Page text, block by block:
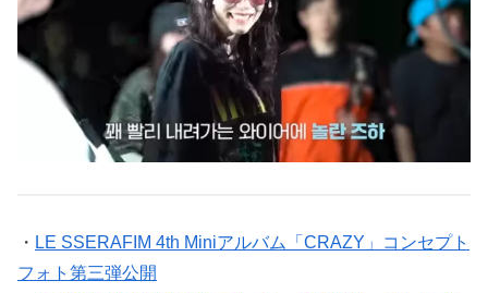
・ LE SSERAFIM 4th Miniアルバム「CRAZY」コンセプト
フォト第三弾公開